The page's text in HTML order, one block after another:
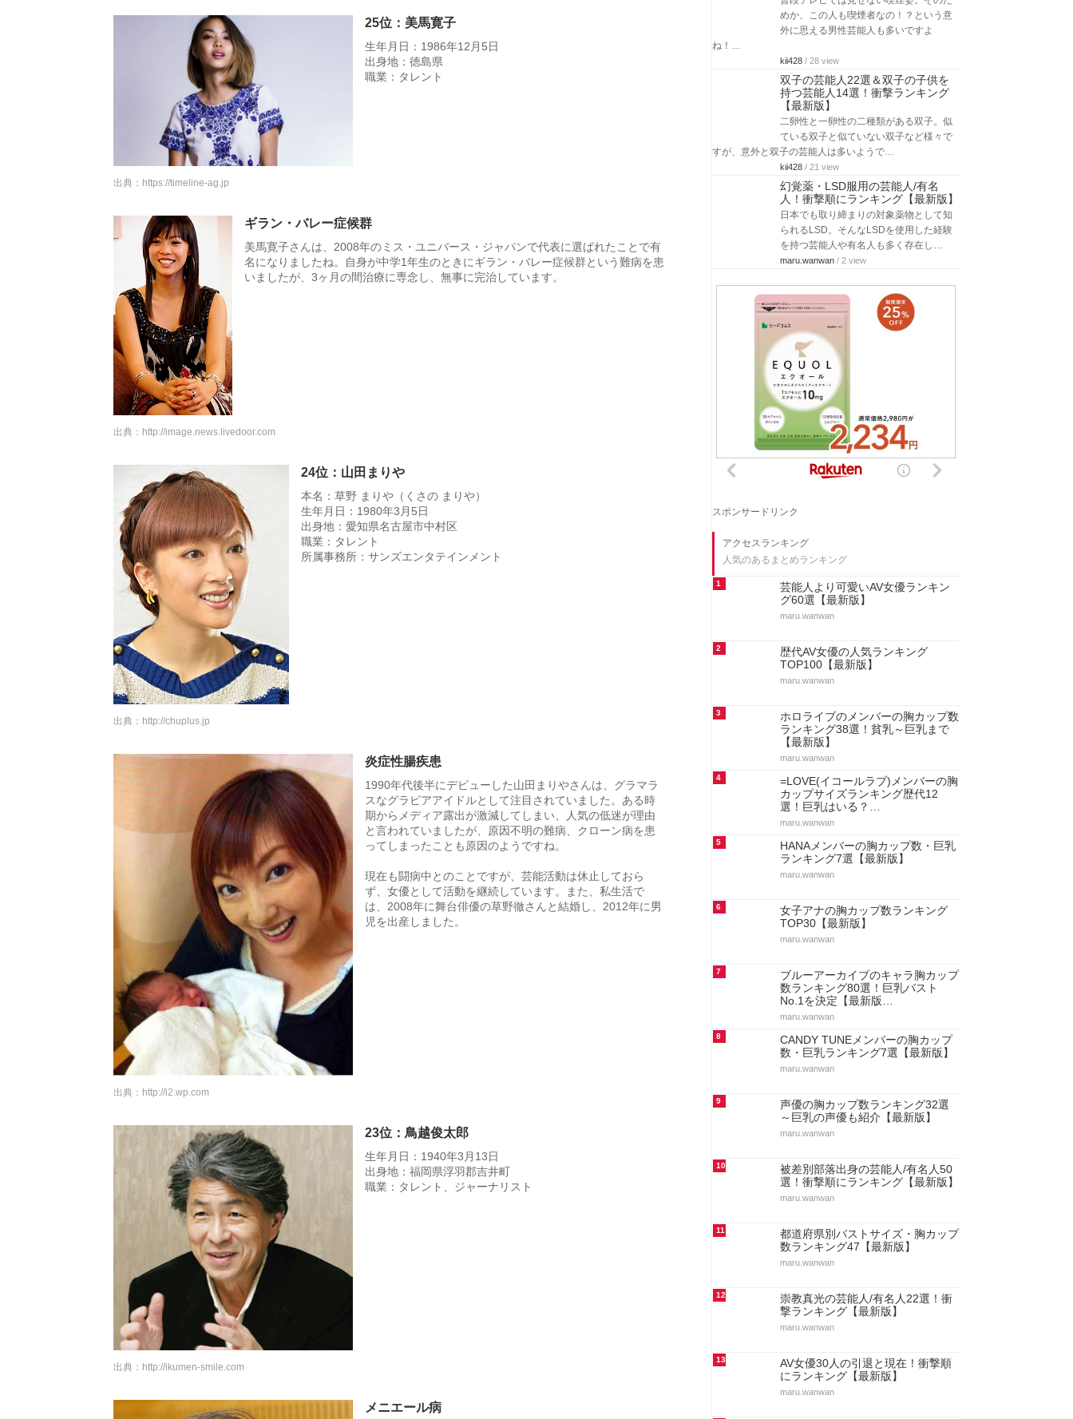
25位：美馬寛子
生年月日：1986年12月5日
出身地：徳島県
職業：タレント
出典： https://timeline-ag.jp
ギラン・バレー症候群
美馬寛子さんは、2008年のミス・ユニバース・ジャパンで代表に選ばれたことで有
名になりましたね。自身が中学1年生のときにギラン・バレー症候群という難病を患
いましたが、3ヶ月の間治療に専念し、無事に完治しています。
出典： http://image.news.livedoor.com
24位：山田まりや
本名：草野 まりや（くさの まりや）
生年月日：1980年3月5日
出身地：愛知県名古屋市中村区
職業：タレント
所属事務所：サンズエンタテインメント
出典： http://chuplus.jp
炎症性腸疾患
1990年代後半にデビューした山田まりやさんは、グラマラ
スなグラビアアイドルとして注目されていました。ある時
期からメディア露出が激減してしまい、人気の低迷が理由
と言われていましたが、原因不明の難病、クローン病を患
ってしまったことも原因のようですね。
現在も闘病中とのことですが、芸能活動は休止しておら
ず、女優として活動を継続しています。また、私生活で
は、2008年に舞台俳優の草野徹さんと結婚し、2012年に男
児を出産しました。
出典： http://i2.wp.com
23位：鳥越俊太郎
生年月日：1940年3月13日
出身地：福岡県浮羽郡吉井町
職業：タレント、ジャーナリスト
出典： http://ikumen-smile.com
メニエール病
めか、この人も喫煙者なの！？という意
外に思える男性芸能人も多いですよ
ね！…
kii428 / 28 view
双子の芸能人22選＆双子の子供を
持つ芸能人14選！衝撃ランキング
【最新版】
二卵性と一卵性の二種類がある双子。似
ている双子と似ていない双子など様々で
すが、意外と双子の芸能人は多いようで…
kii428 / 21 view
幻覚薬・LSD服用の芸能人/有名
人！衝撃順にランキング【最新版】
日本でも取り締まりの対象薬物として知
られるLSD。そんなLSDを使用した経験
を持つ芸能人や有名人も多く存在し…
maru.wanwan / 2 view
スポンサードリンク
アクセスランキング
人気のあるまとめランキング
1
芸能人より可愛いAV女優ランキン
グ60選【最新版】
maru.wanwan
2
歴代AV女優の人気ランキング
TOP100【最新版】
maru.wanwan
3
ホロライブのメンバーの胸カップ数
ランキング38選！貧乳～巨乳まで
【最新版】
maru.wanwan
4
=LOVE(イコールラブ)メンバーの胸
カップサイズランキング歴代12
選！巨乳はいる？…
maru.wanwan
5
HANAメンバーの胸カップ数・巨乳
ランキング7選【最新版】
maru.wanwan
6
女子アナの胸カップ数ランキング
TOP30【最新版】
maru.wanwan
7
ブルーアーカイブのキャラ胸カップ
数ランキング80選！巨乳バスト
No.1を決定【最新版…
maru.wanwan
8
CANDY TUNEメンバーの胸カップ
数・巨乳ランキング7選【最新版】
maru.wanwan
9
声優の胸カップ数ランキング32選
～巨乳の声優も紹介【最新版】
maru.wanwan
10
被差別部落出身の芸能人/有名人50
選！衝撃順にランキング【最新版】
maru.wanwan
11
都道府県別バストサイズ・胸カップ
数ランキング47【最新版】
maru.wanwan
12
崇教真光の芸能人/有名人22選！衝
撃ランキング【最新版】
maru.wanwan
13
AV女優30人の引退と現在！衝撃順
にランキング【最新版】
maru.wanwan